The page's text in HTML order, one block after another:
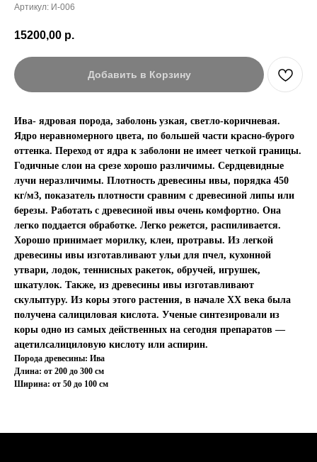
Артикул: И-006
15200,00 р.
Добавить в Корзину
Ива- ядровая порода, заболонь узкая, светло-коричневая.
Ядро неравномерного цвета, по большей части красно-бурого
оттенка. Переход от ядра к заболони не имеет четкой границы.
Годичные слои на срезе хорошо различимы. Сердцевидные
лучи неразличимы. Плотность древесины ивы, порядка 450
кг/м3, показатель плотности сравним с древесиной липы или
березы. Работать с древесиной ивы очень комфортно. Она
легко поддается обработке. Легко режется, распиливается.
Хорошо принимает морилку, клеи, протравы. Из легкой
древесины ивы изготавливают ульи для пчел, кухонной
утвари, лодок, теннисных ракеток, обручей, игрушек,
шкатулок. Также, из древесины ивы изготавливают
скульптуру. Из коры этого растения, в начале ХХ века была
получена салициловая кислота. Ученые синтезировали из
коры одно из самых действенных на сегодня препаратов —
ацетилсалициловую кислоту или аспирин.
Порода древесины: Ива
Длина: от 200 до 300 см
Ширина: от 50 до 100 см